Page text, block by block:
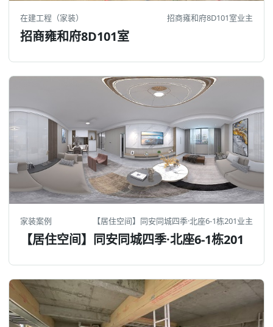
在建工程（家装） 招商雍和府8D101室业主
招商雍和府8D101室
家装案例 【居住空间】同安同城四季·北座6-1栋201业主
【居住空间】同安同城四季·北座6-1栋201